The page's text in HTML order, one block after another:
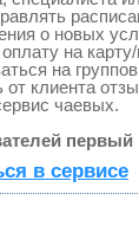
о новых
на
на
клиента
чаевых.
первый
в сервисе